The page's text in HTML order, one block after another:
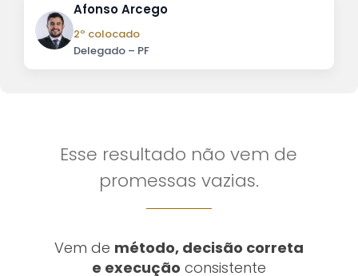
Afonso Arcego
2º colocado
Delegado – PF
Esse resultado não vem de
promessas vazias.
Vem de método, decisão correta
e execução consistente